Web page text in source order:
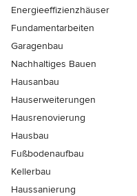
Energieeffizienzhäuser
Fundamentarbeiten
Garagenbau
Nachhaltiges Bauen
Hausanbau
Hauserweiterungen
Hausrenovierung
Hausbau
Fußbodenaufbau
Kellerbau
Haussanierung